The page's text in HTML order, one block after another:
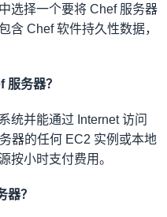
选择一个要将 Chef 服务器
含 Chef 软件持久性数据，
务器？
统并能通过 Internet 访问
器的任何 EC2 实例或本地
按小时支付费用。
？